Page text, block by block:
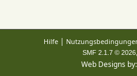
Hilfe |
SMF 2.1.7 © 2026,
Web Designs by: